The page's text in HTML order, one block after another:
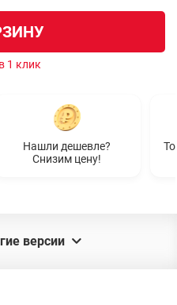
1 клик
Нашли дешевле?
Снизим цену!
версии